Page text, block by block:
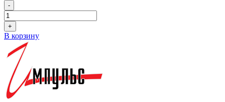
-
+
В корзину